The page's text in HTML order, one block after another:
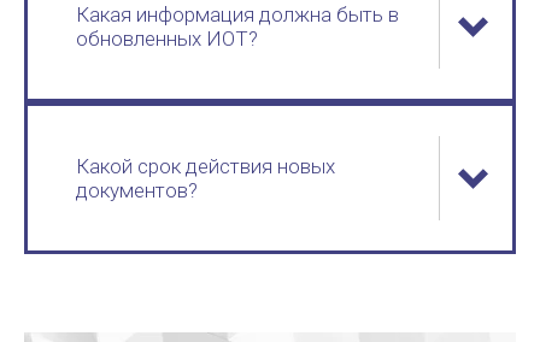
Какая информация должна быть в
обновленных ИОТ?
Какой срок действия новых
документов?